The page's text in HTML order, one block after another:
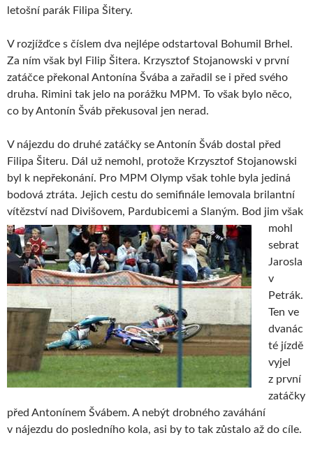
letošní parák Filipa Šitery.
V rozjížďce s číslem dva nejlépe odstartoval Bohumil Brhel.
Za ním však byl Filip Šitera. Krzysztof Stojanowski v první
zatáčce překonal Antonína Švába a zařadil se i před svého
druha. Rimini tak jelo na porážku MPM. To však bylo něco,
co by Antonín Šváb překusoval jen nerad.
V nájezdu do druhé zatáčky se Antonín Šváb dostal před
Filipa Šiteru. Dál už nemohl, protože Krzysztof Stojanowski
byl k nepřekonání. Pro MPM Olymp však tohle byla jediná
bodová ztráta. Jejich cestu do semifinále lemovala brilantní
vítězství nad Divišovem, Pardubicemi a Slaným. Bod jim však
mohl
sebrat
Jarosla
v
Petrák.
Ten ve
dvanác
té jízdě
vyjel
z první
zatáčky
před Antonínem Švábem. A nebýt drobného zaváhání
v nájezdu do posledního kola, asi by to tak zůstalo až do cíle.